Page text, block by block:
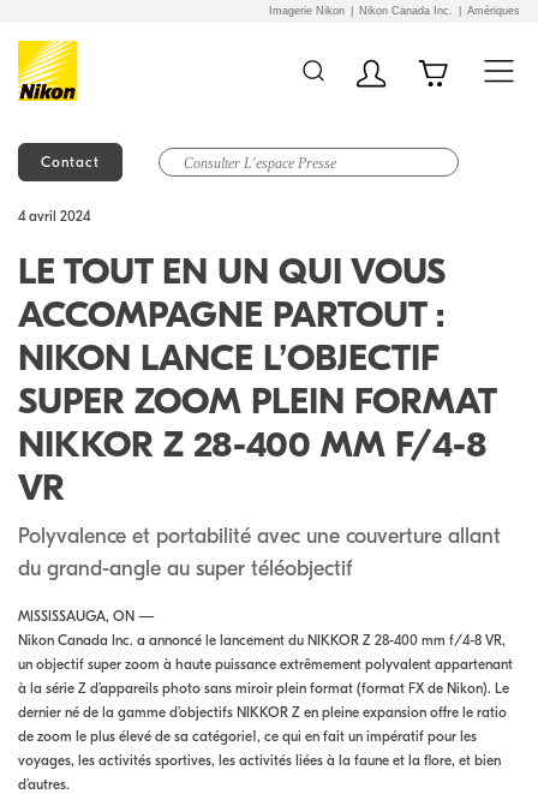
Imagerie Nikon Nikon Canada Inc. Amériques
Contact
4 avril 2024
LE TOUT EN UN QUI VOUS
ACCOMPAGNE PARTOUT :
NIKON LANCE L’OBJECTIF
SUPER ZOOM PLEIN FORMAT
NIKKOR Z 28-400 MM F/4-8
VR
Polyvalence et portabilité avec une couverture allant
du grand-angle au super téléobjectif
MISSISSAUGA, ON —
Nikon Canada Inc. a annoncé le lancement du NIKKOR Z 28-400 mm f/4-8 VR,
un objectif super zoom à haute puissance extrêmement polyvalent appartenant
à la série Z d’appareils photo sans miroir plein format (format FX de Nikon). Le
dernier né de la gamme d’objectifs NIKKOR Z en pleine expansion offre le ratio
de zoom le plus élevé de sa catégorie1, ce qui en fait un impératif pour les
voyages, les activités sportives, les activités liées à la faune et la flore, et bien
d’autres.